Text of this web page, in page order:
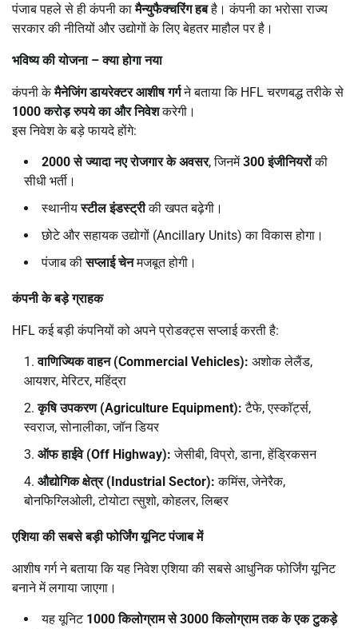
पंजाब पहले से ही कंपनी कामैन्युफैक्चरिंग हबहै। कंपनी का भरोसा राज्य
सरकार की नीतियों और उद्योगों के लिए बेहतर माहौल पर है।
भविष्य की योजना –क्या होगा नया
कंपनी केमैनेजिंग डायरेक्टर आशीष गर्गने बताया कि HFL चरणबद्ध तरीके से
1000करोड़ रुपये का और निवेशकरेगी।
इस निवेश के बड़े फायदे होंगे:
2000से ज्यादा नए रोजगार के अवसर, जिनमें300इंजीनियरोंकी
सीधी भर्ती।
स्थानीयस्टील इंडस्ट्रीकी खपत बढ़ेगी।
छोटे और सहायक उद्योगों (Ancillary Units) का विकास होगा।
पंजाब कीसप्लाई चेनमजबूत होगी।
कंपनी के बड़े ग्राहक
HFL कई बड़ी कंपनियों को अपने प्रोडक्ट्स सप्लाई करती है:
वाणिज्यिक वाहन (Commercial Vehicles): अशोक लेलैंड,
आयशर, मेरिटर, महिंद्रा
कृषि उपकरण (Agriculture Equipment): टैफे, एस्कॉर्ट्स,
स्वराज, सोनालीका, जॉन डियर
ऑफ हाईवे (Off Highway): जेसीबी, विप्रो, डाना, हेंड्रिकसन
औद्योगिक क्षेत्र (Industrial Sector): कमिंस, जेनेरैक,
बोनफिग्लिओली, टोयोटा त्सुशो, कोहलर, लिब्हर
एशिया की सबसे बड़ी फोर्जिंग यूनिट पंजाब में
आशीष गर्ग ने बताया कि यह निवेश एशिया की सबसे आधुनिक फोर्जिंग यूनिट
बनाने में लगाया जाएगा।
यह यूनिट 1000किलोग्राम से3000किलोग्राम तक के एक टुकड़े